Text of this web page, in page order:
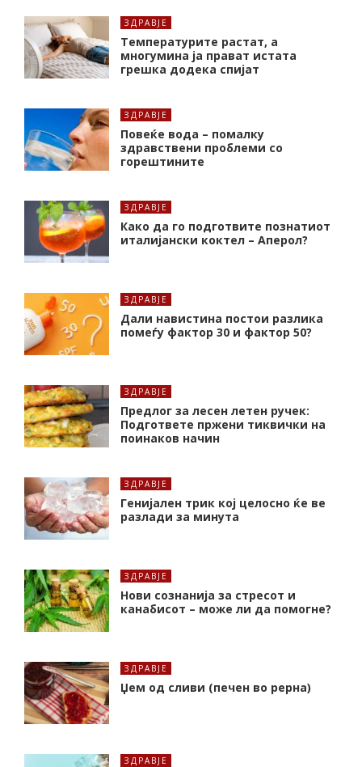
ЗДРАВЈЕ
Температурите растат, а
многумина ја прават истата
грешка додека спијат
ЗДРАВЈЕ
Повеќе вода – помалку
здравствени проблеми со
горештините
ЗДРАВЈЕ
Како да го подготвите познатиот
италијански коктел – Аперол?
ЗДРАВЈЕ
Дали навистина постои разлика
помеѓу фактор 30 и фактор 50?
ЗДРАВЈЕ
Предлог за лесен летен ручек:
Подгответе пржени тиквички на
поинаков начин
ЗДРАВЈЕ
Генијален трик кој целосно ќе ве
разлади за минута
ЗДРАВЈЕ
Нови сознанија за стресот и
канабисот – може ли да помогне?
ЗДРАВЈЕ
Џем од сливи (печен во рерна)
ЗДРАВЈЕ